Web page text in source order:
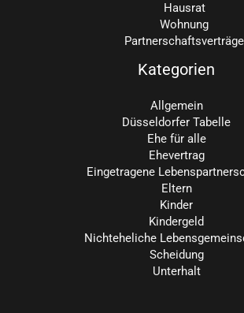
Hausrat
Wohnung
Partnerschaftsverträge
Kategorien
Allgemein
Düsseldorfer Tabelle
Ehe für alle
Ehevertrag
Eingetragene
Eltern
Kinder
Kindergeld
Nichteheliche
Scheidung
Unterhalt